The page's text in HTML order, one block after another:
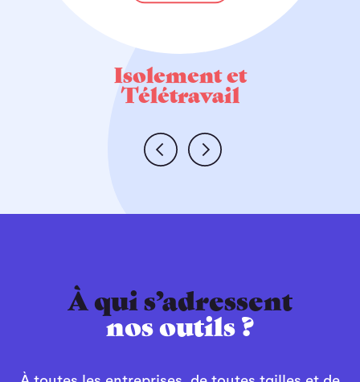
Isolement et
Télétravail
À qui s’adressent
nos outils ?